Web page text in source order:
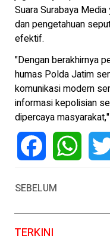
Suara Surabaya
dan pengetahuan
efektif.
"Dengan berakhirnya
humas Polda Jatim
komunikasi modern
informasi kepolisian
dipercaya
SEBELUM
TERKINI